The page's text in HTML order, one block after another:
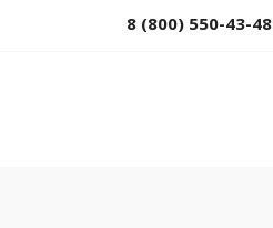
8 (800) 550-43-48